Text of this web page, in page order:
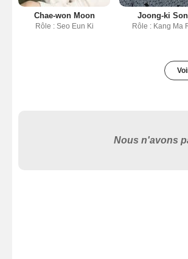
Chae-won Moon
Rôle : Seo Eun Ki
Joong-ki
Rôle : Kang Ma
Nous n'avons